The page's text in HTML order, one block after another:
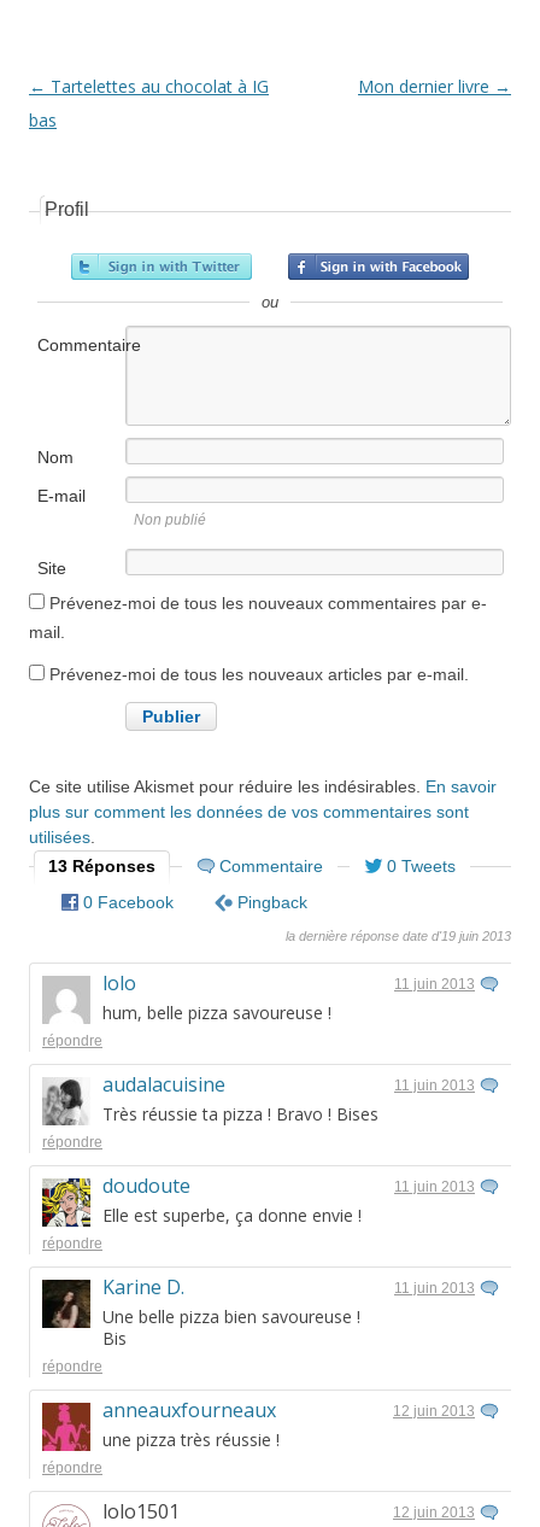
Navigation Article
← Tartelettes au chocolat à IG
bas
Mon dernier livre →
Profil
ou
Commentaire
Nom
E-mail
Non publié
Site
internet
Prévenez-moi de tous les nouveaux commentaires par e-
mail.
Prévenez-moi de tous les nouveaux articles par e-mail.
Ce site utilise Akismet pour réduire les indésirables. En savoir
plus sur comment les données de vos commentaires sont
utilisées.
13 Réponses
Commentaire
0 Tweets
0 Facebook
Pingback
la dernière réponse date d'19 juin 2013
lolo 11 juin 2013
hum, belle pizza savoureuse !
répondre
audalacuisine 11 juin 2013
Très réussie ta pizza ! Bravo ! Bises
répondre
doudoute 11 juin 2013
Elle est superbe, ça donne envie !
répondre
Karine D. 11 juin 2013
Une belle pizza bien savoureuse !
Bis
répondre
anneauxfourneaux 12 juin 2013
une pizza très réussie !
répondre
lolo1501 12 juin 2013